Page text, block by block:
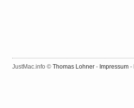
JustMac.info © Thomas Lohner - Impressum -